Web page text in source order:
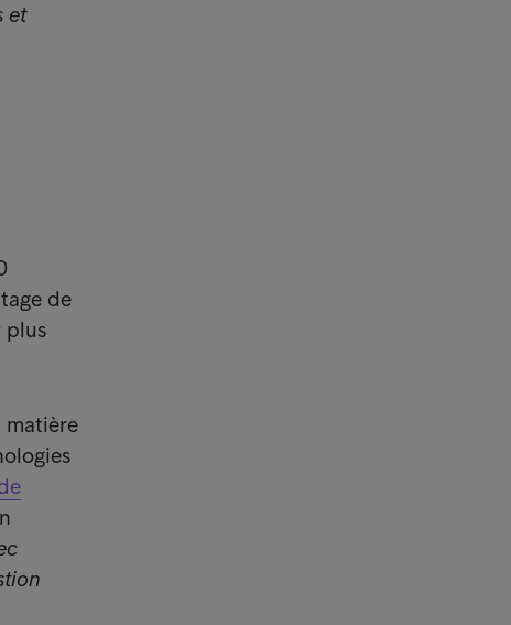
et
de
plus
matière